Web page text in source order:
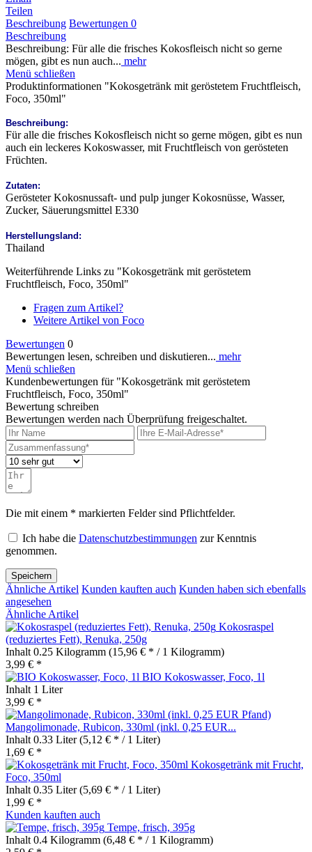
Teilen
Beschreibung Bewertungen 0
Beschreibung
Beschreibung: Für alle die frisches Kokosfleisch nicht so gerne
mögen, gibt es nun auch... mehr
Menü schließen
Produktinformationen "Kokosgetränk mit geröstetem Fruchtfleisch,
Foco, 350ml"
Beschreibung:
Für alle die frisches Kokosfleisch nicht so gerne mögen, gibt es nun
auch ein leckeres Kokoswasser, mit Fruchtfleisch von gerösteten
Früchten.
Zutaten:
Gerösteter Kokosnussaft- und pulp junger Kokosnüsse, Wasser,
Zucker, Säuerungsmittel E330
Herstellungsland:
Thailand
Weiterführende Links zu "Kokosgetränk mit geröstetem
Fruchtfleisch, Foco, 350ml"
Fragen zum Artikel?
Weitere Artikel von Foco
Bewertungen 0
Bewertungen lesen, schreiben und diskutieren... mehr
Menü schließen
Kundenbewertungen für "Kokosgetränk mit geröstetem
Fruchtfleisch, Foco, 350ml"
Bewertung schreiben
Bewertungen werden nach Überprüfung freigeschaltet.
Die mit einem * markierten Felder sind Pflichtfelder.
Ich habe die Datenschutzbestimmungen zur Kenntnis
genommen.
Speichern
Ähnliche Artikel Kunden kauften auch Kunden haben sich ebenfalls
angesehen
Ähnliche Artikel
Kokosraspel
(reduziertes Fett), Renuka, 250g
Inhalt 0.25 Kilogramm (15,96 € * / 1 Kilogramm)
3,99 € *
BIO Kokoswasser, Foco, 1l
Inhalt 1 Liter
3,99 € *
Mangolimonade, Rubicon, 330ml (inkl. 0,25 EUR...
Inhalt 0.33 Liter(5,12 € * / 1 Liter)
1,69 € *
Kokosgetränk mit Frucht,
Foco, 350ml
Inhalt 0.35 Liter(5,69 € * / 1 Liter)
1,99 € *
Kunden kauften auch
Tempe, frisch, 395g
Inhalt 0.4 Kilogramm (6,48 € * / 1 Kilogramm)